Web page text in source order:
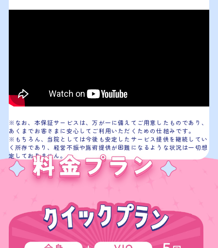
※なお、本保証サービスは、万が一に備えてご用意したものであり、
あくまでお客さまに安心してご利用いただくための仕組みです。
※もちろん、当院としては今後も安定したサービス提供を継続してい
く所存であり、経営不振や施術提供が困難になるような状況は一切想
定しておりません。